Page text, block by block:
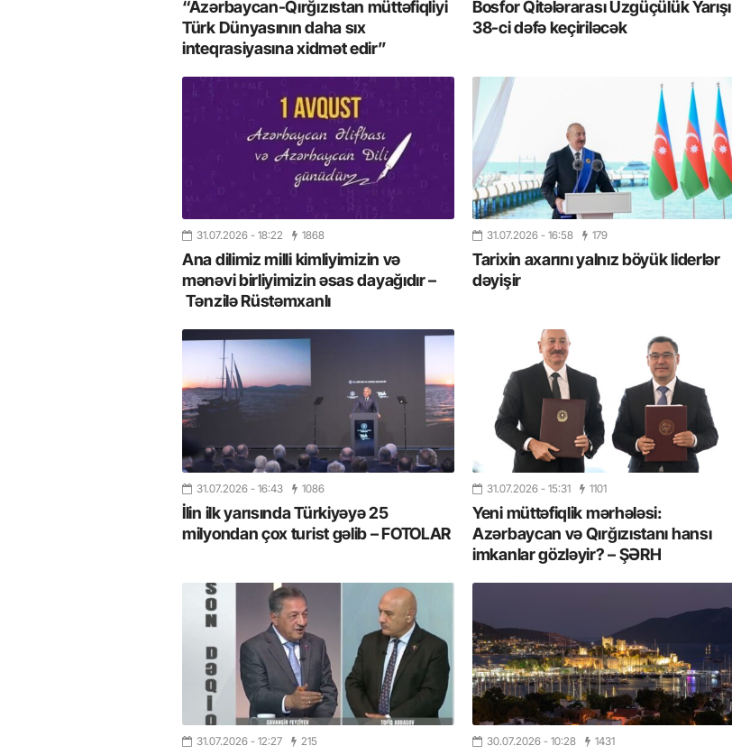
“Azərbaycan-Qırğızıstan müttəfiqliyi
Türk Dünyasının daha sıx
inteqrasiyasına xidmət edir”
Bosfor Qitələrarası Üzgüçülük Yarışı
38-ci dəfə keçiriləcək
31.07.2026 - 18:22 1868
Ana dilimiz milli kimliyimizin və
mənəvi birliyimizin əsas dayağıdır –
Tənzilə Rüstəmxanlı
31.07.2026 - 16:58 179
Tarixin axarını yalnız böyük liderlər
dəyişir
31.07.2026 - 16:43 1086
İlin ilk yarısında Türkiyəyə 25
milyondan çox turist gəlib – FOTOLAR
31.07.2026 - 15:31 1101
Yeni müttəfiqlik mərhələsi:
Azərbaycan və Qırğızıstanı hansı
imkanlar gözləyir? – ŞƏRH
31.07.2026 - 12:27 215 30.07.2026 - 10:28 1431